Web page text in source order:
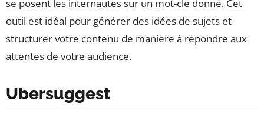
se posent les internautes sur un mot-clé donné. Cet
outil est idéal pour générer des idées de sujets et
structurer votre contenu de manière à répondre aux
attentes de votre audience.
Ubersuggest